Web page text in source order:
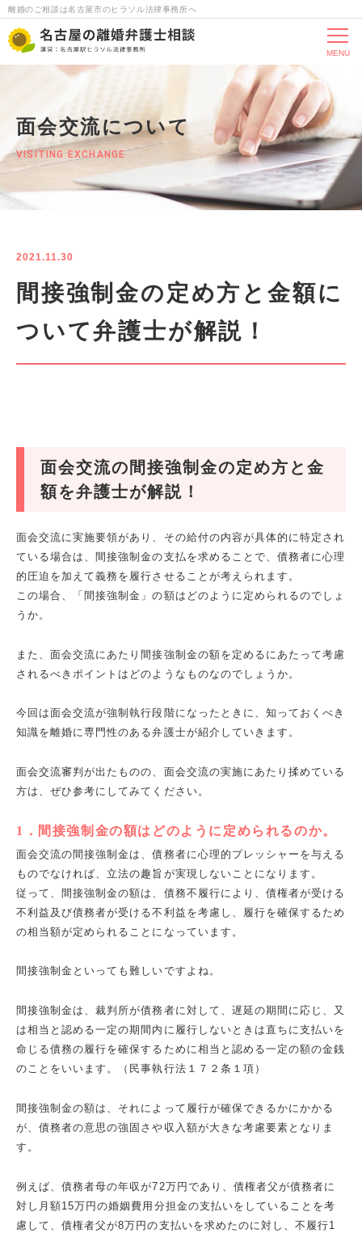
離婚のご相談は名古屋市のヒラソル法律事務所へ
MENU
面会交流について
VISITING EXCHANGE
2021.11.30
間接強制金の定め方と金額に
ついて弁護士が解説！
面会交流の間接強制金の定め方と金
額を弁護士が解説！
面会交流に実施要領があり、その給付の内容が具体的に特定され
ている場合は、間接強制金の支払を求めることで、債務者に心理
的圧迫を加えて義務を履行させることが考えられます。
この場合、「間接強制金」の額はどのように定められるのでしょ
うか。
また、面会交流にあたり間接強制金の額を定めるにあたって考慮
されるべきポイントはどのようなものなのでしょうか。
今回は面会交流が強制執行段階になったときに、知っておくべき
知識を離婚に専門性のある弁護士が紹介していきます。
面会交流審判が出たものの、面会交流の実施にあたり揉めている
方は、ぜひ参考にしてみてください。
1．間接強制金の額はどのように定められるのか。
面会交流の間接強制金は、債務者に心理的プレッシャーを与える
ものでなければ、立法の趣旨が実現しないことになります。
従って、間接強制金の額は、債務不履行により、債権者が受ける
不利益及び債務者が受ける不利益を考慮し、履行を確保するため
の相当額が定められることになっています。
間接強制金といっても難しいですよね。
間接強制金は、裁判所が債務者に対して、遅延の期間に応じ、又
は相当と認める一定の期間内に履行しないときは直ちに支払いを
命じる債務の履行を確保するために相当と認める一定の額の金銭
のことをいいます。（民事執行法１７２条１項）
間接強制金の額は、それによって履行が確保できるかにかかる
が、債務者の意思の強固さや収入額が大きな考慮要素となりま
す。
例えば、債務者母の年収が72万円であり、債権者父が債務者に
対し月額15万円の婚姻費用分担金の支払いをしていることを考
慮して、債権者父が8万円の支払いを求めたのに対し、不履行1